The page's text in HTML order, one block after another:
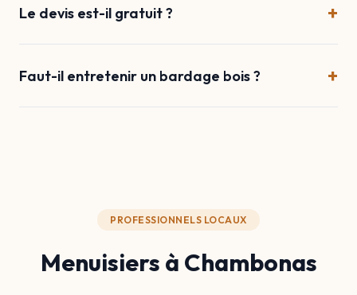
Le devis est-il gratuit ? +
Faut-il entretenir un bardage bois ? +
PROFESSIONNELS LOCAUX
Menuisiers à Chambonas